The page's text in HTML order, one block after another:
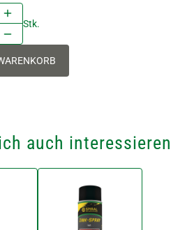
Stk.
auch interessieren